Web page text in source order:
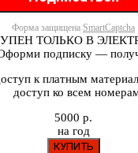
Форма защищена SmartCaptcha
ТОЛЬКО В
подписку —
к платным
доступ ко всем
5000 р.
на год